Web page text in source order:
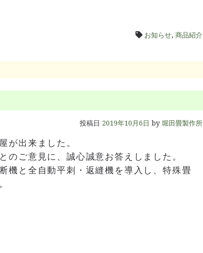
お知らせ, 商品紹介
投稿日 2019年10月6日 by 堀田畳製作所
が出来ました。
のご意見に、誠心誠意お答えしました。
機と全自動平刺・返縫機を導入し、特殊畳